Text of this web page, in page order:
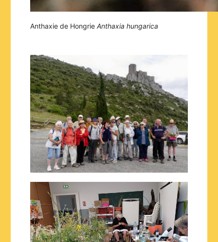
Anthaxie de HongrieAnthaxia hungarica